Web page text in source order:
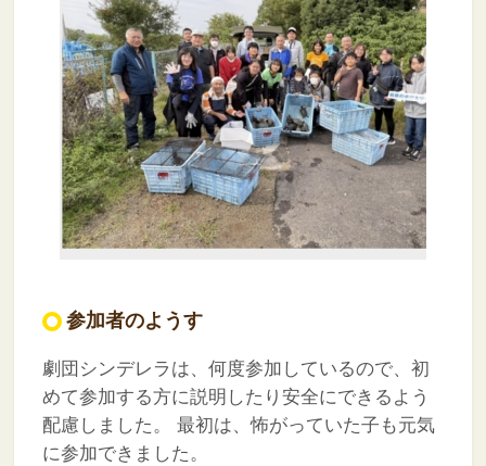
参加者のようす
劇団シンデレラは、何度参加しているので、初
めて参加する方に説明したり安全にできるよう
配慮しました。
最初は、怖がっていた子も元気
に参加できました。